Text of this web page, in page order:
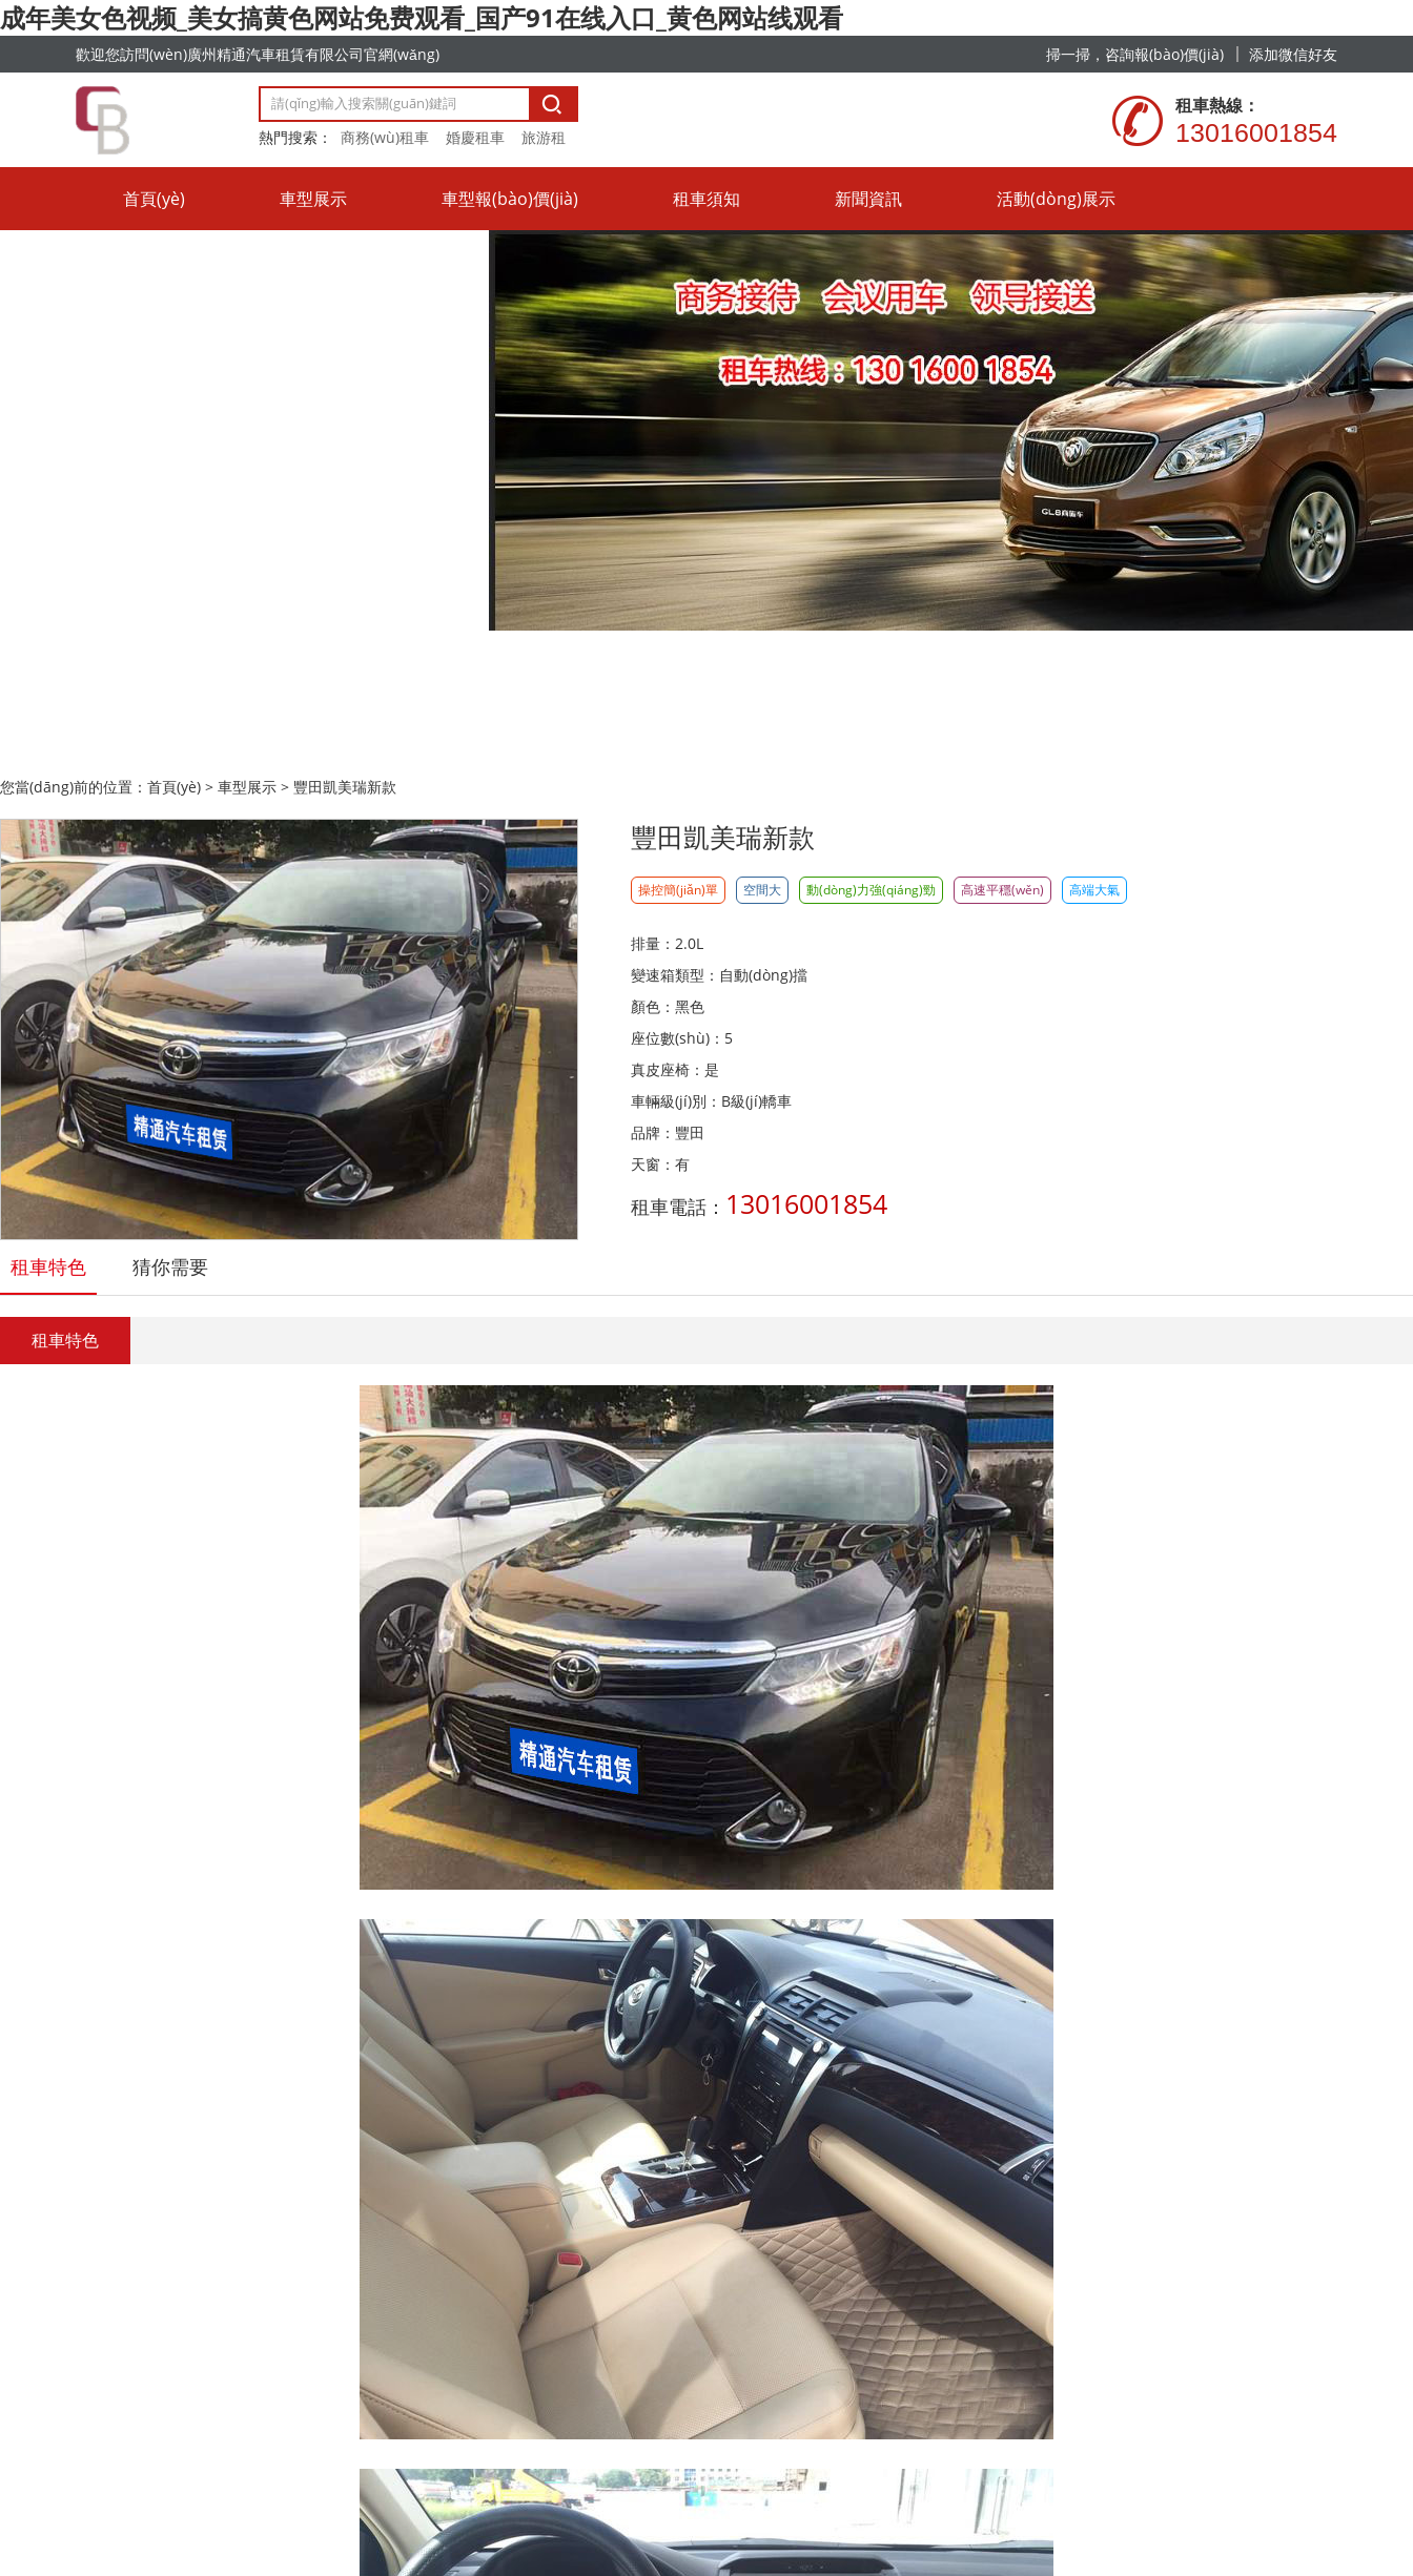
成年美女色视频_美女搞黄色网站免费观看_国产91在线入口_黄色网站线观看
歡迎您訪問(wèn)廣州精通汽車租賃有限公司官網(wǎng) 掃一掃，咨詢報(bào)價(jià) 添加微信好友

熱門搜索： 商務(wù)租車 婚慶租車
旅游租
車
租車熱線：
13016001854
首頁(yè) 車型展示 車型報(bào)價(jià) 租車須知 新聞資訊 活動(dòng)展示
您當(dāng)前的位置： 首頁(yè) > 車型展示 > 豐田凱美瑞新款
豐田凱美瑞新款
操控簡(jiǎn)單 空間大 動(dòng)力強(qiáng)勁 高速平穩(wěn) 高端大氣
排量：2.0L
變速箱類型：自動(dòng)擋
顏色：黑色
座位數(shù)：5
真皮座椅：是
車輛級(jí)別：B級(jí)轎車
品牌：豐田
天窗：有
租車電話： 13016001854
租車特色 猜你需要
租車特色